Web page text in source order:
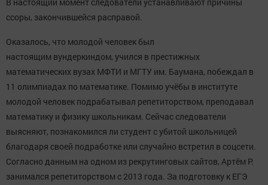
ссоры, закончившейся расправой.
Оказалось, что молодой человек был
настоящим вундеркиндом, учился в престижных
математических вузах МФТИ и МГТУ им. Баумана, побеждал в
11 олимпиадах по математике. Помимо учёбы в институте
молодой человек подрабатывал репетиторством, преподавал
математику и физику школьникам. Сейчас следователи
выясняют, познакомился ли студент с убитой школьницей
благодаря своей подработке или случайно встретил в соцсети.
Согласно данным на одном из рекрутинговых сайтов, Артём Р.
занимался репетиторством с 2013 года. За подготовку к ЕГЭ